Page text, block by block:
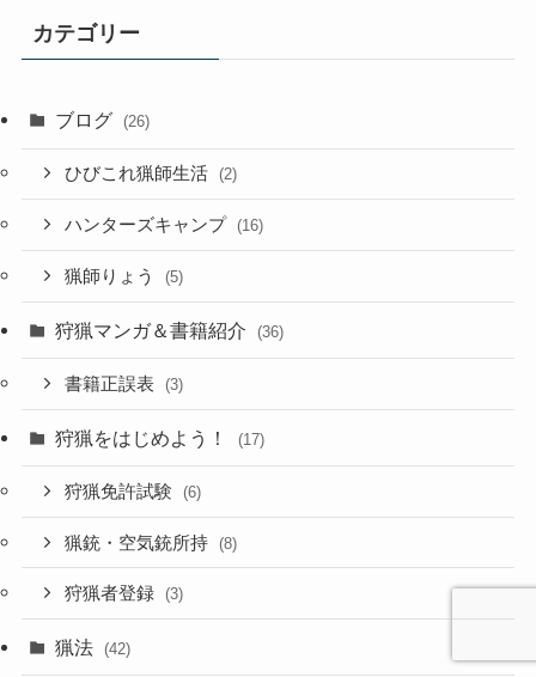
カテゴリー
ブログ (26)
ひびこれ猟師生活 (2)
ハンターズキャンプ (16)
猟師りょう (5)
狩猟マンガ＆書籍紹介 (36)
書籍正誤表 (3)
狩猟をはじめよう！ (17)
狩猟免許試験 (6)
猟銃・空気銃所持 (8)
狩猟者登録 (3)
猟法 (42)